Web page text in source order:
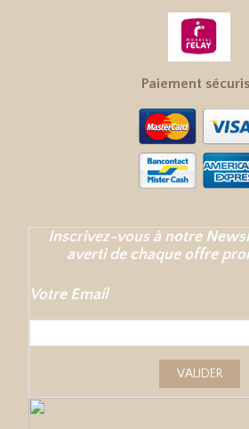
Paiement
Inscrivez-vous à notre
averti de chaque offre
Votre Email
VALIDER